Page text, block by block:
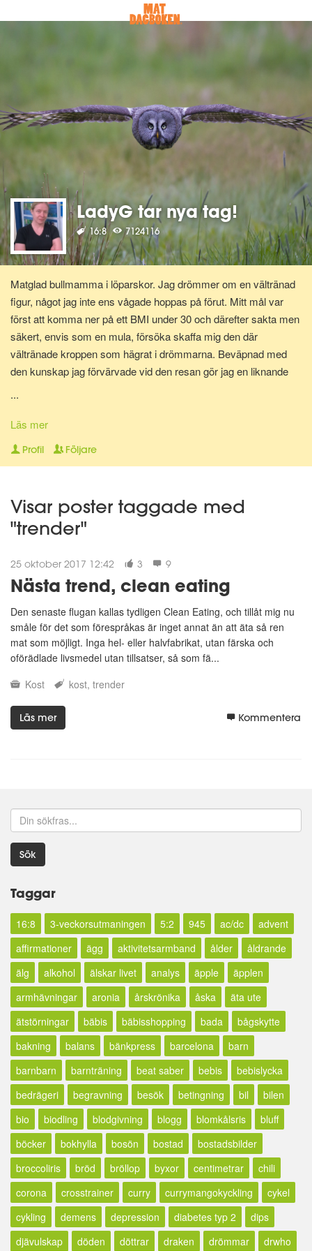
LadyG tar nya tag!
16:8 7124116
Matglad bullmamma i löparskor. Jag drömmer om en vältränad
figur, något jag inte ens vågade hoppas på förut. Mitt mål var
först att komma ner på ett BMI under 30 och därefter sakta men
säkert, envis som en mula, försöka skaffa mig den där
vältränade kroppen som hägrat i drömmarna. Beväpnad med
den kunskap jag förvärvade vid den resan gör jag en liknande
Nu för tiden är jag en av Matdagbokens mentorer, skicka ett
privat meddelande om du vill ha stöd och pepp privat eller om du
...
Läs mer
Profil Följare
Visar poster taggade med
"trender"
25 oktober 2017 12:42 3 9
Nästa trend, clean eating
Den senaste flugan kallas tydligen Clean Eating, och tillåt mig nu
småle för det som förespråkas är inget annat än att äta så ren
mat som möjligt. Inga hel- eller halvfabrikat, utan färska och
oförädlade livsmedel utan tillsatser, så som fä...
Kost
kost trender
Läs mer Kommentera
Sök
Taggar
16:8 3-veckorsutmaningen 5:2 945 ac/dc
advent
affirmationer
ägg aktivitetsarmband ålder
åldrande
älg
alkohol älskar livet analys äpple
äpplen
armhävningar
aronia årskrönika åska
äta ute
ätstörningar
bäbis bäbisshopping bada
bågskytte
bakning
balans bänkpress barcelona
barn
barnbarn
barnträning beat saber bebis
bebislycka
bedrägeri
begravning besök betingning bil
bilen
bio
biodling blodgivning blogg blomkålsris
bluff
böcker
bokhylla bosön bostad
bostadsbilder
broccoliris
bröd bröllop byxor centimetrar
chili
corona
crosstrainer curry currymangokyckling
cykel
cykling
demens depression diabetes typ 2
dips
djävulskap
döden döttrar draken drömmar
drwho